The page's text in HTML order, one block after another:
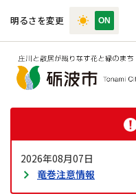
明るさを変更
2026年08月07日
竜巻注意情報